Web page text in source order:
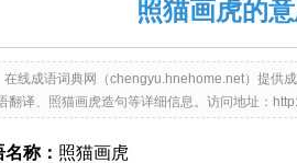
照猫画虎的
在线成语词典网（chengyu.hnehome.net）提供
翻译、照猫画虎造句等详细信息。访问地址：
名称： 照猫画虎